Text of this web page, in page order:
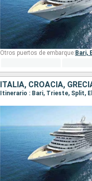
Otros puertos de embarque: Bari,
ITALIA, CROACIA,
Itinerario : Bari, Trieste, Split,